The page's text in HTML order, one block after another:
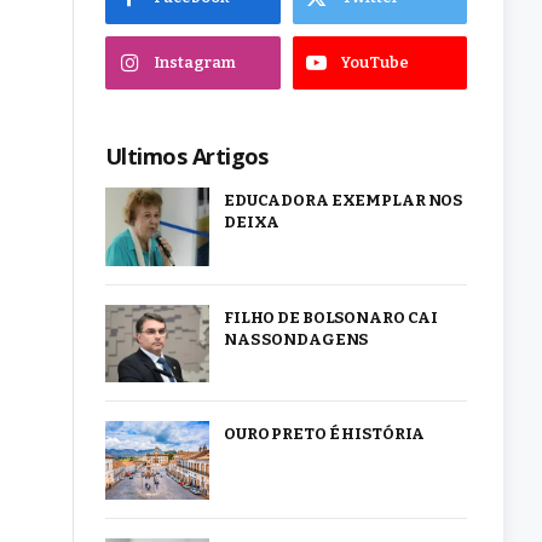
Instagram YouTube
Ultimos Artigos
EDUCADORA EXEMPLAR NOS
DEIXA
FILHO DE BOLSONARO CAI
NAS SONDAGENS
OURO PRETO É HISTÓRIA